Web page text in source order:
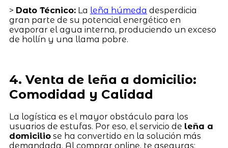
> Dato Técnico:La leña húmeda desperdicia
gran parte de su potencial energético en
evaporar el agua interna, produciendo un exceso
de hollín y una llama pobre.
4. Venta de leña a domicilio:
Comodidad y Calidad
La logística es el mayor obstáculo para los
usuarios de estufas. Por eso, el servicio de leña a
domiciliose ha convertido en la solución más
demandada. Al comprar online, te aseguras: